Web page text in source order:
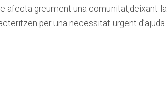
afecta greument ⁣una comunitat,deixant-
per⁣ una necessitat urgent ‌d’ajuda